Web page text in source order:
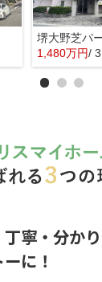
1,480万円/
寧・分か
に！